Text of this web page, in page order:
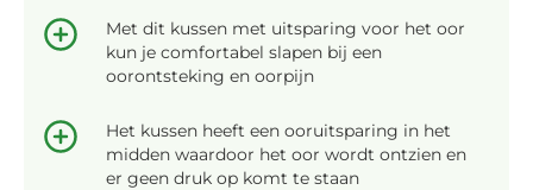
Met dit kussen met uitsparing voor het oor
kun je comfortabel slapen bij een
oorontsteking en oorpijn
Het kussen heeft een ooruitsparing in het
midden waardoor het oor wordt ontzien en
er geen druk op komt te staan